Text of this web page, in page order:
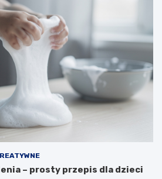
– prosty przepis dla dzieci